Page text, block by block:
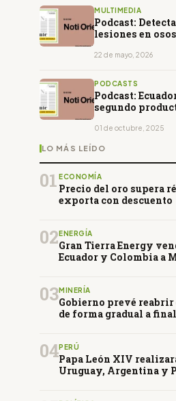
MULTIMEDIA
Podcast:
lesiones en
22 de mayo, 2026
PODCASTS
Podcast:
segundo
01 de octubre, 2025
LO MÁS LEÍDO
01 ECONOMÍA
Precio del oro supera
exporta con descuento
02 ENERGÍA
Gran Tierra Energy
Ecuador y Colombia a
03MINERÍA
Gobierno prevé
de forma gradual a
04PERÚ
Papa León XIV
Uruguay, Argentina y